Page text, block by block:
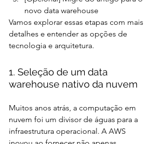
novo data warehouse
Vamos explorar essas etapas com mais
detalhes e entender as opções de
tecnologia e arquitetura.
1. Seleção de um data
warehouse nativo da nuvem
Muitos anos atrás, a computação em
nuvem foi um divisor de águas para a
infraestrutura operacional. A AWS